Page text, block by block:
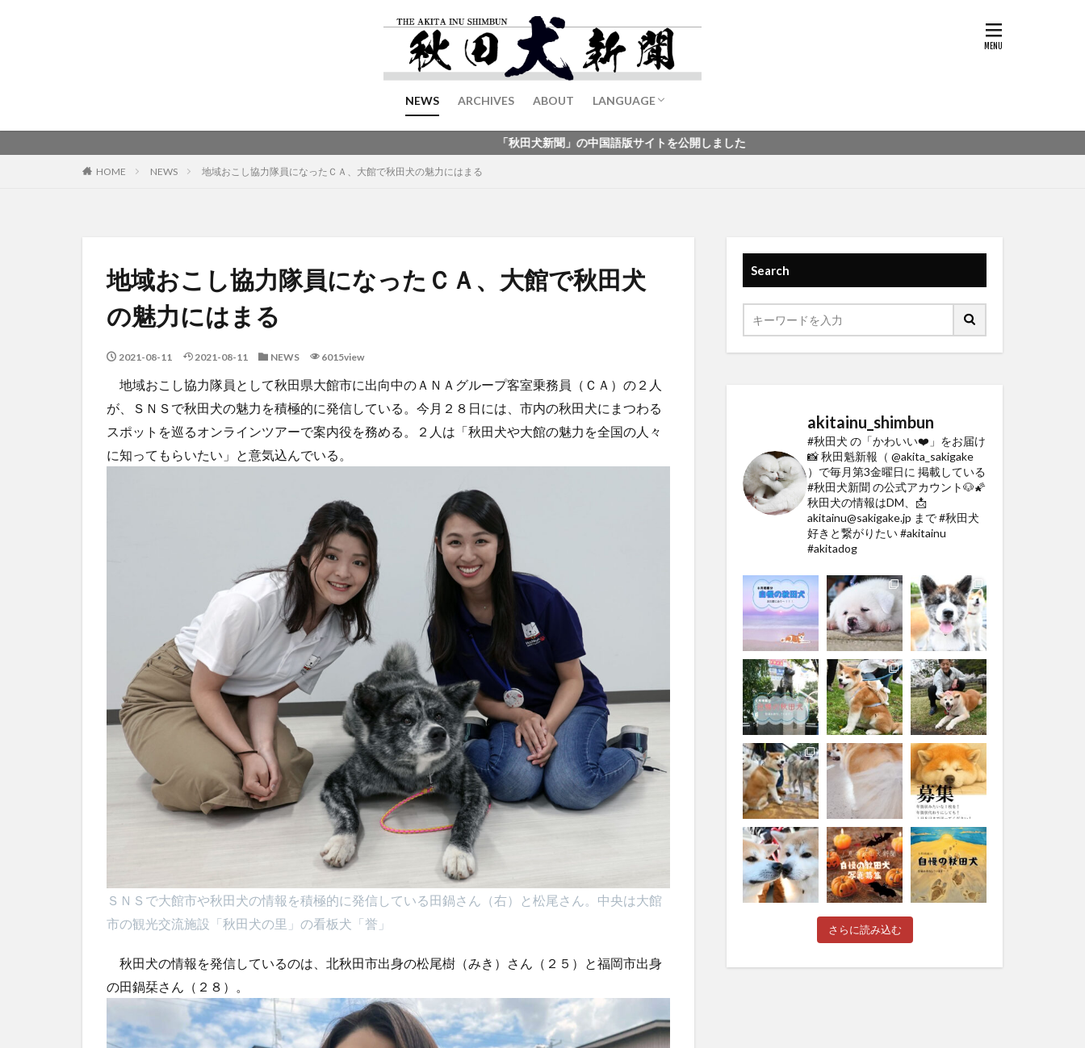
NEWS ARCHIVES ABOUT LANGUAGE
English
中文
「秋田犬新聞」の中国語版サイトを公開しました
HOME NEWS 地域おこし協力隊員になったＣＡ、大館で秋田犬の魅力にはまる
地域おこし協力隊員になったＣＡ、大館で秋田犬
の魅力にはまる
2021-08-11 2021-08-11 NEWS 6015view
地域おこし協力隊員として秋田県大館市に出向中のＡＮＡグループ客室乗務員（ＣＡ）の２人
が、ＳＮＳで秋田犬の魅力を積極的に発信している。今月２８日には、市内の秋田犬にまつわる
スポットを巡るオンラインツアーで案内役を務める。２人は「秋田犬や大館の魅力を全国の人々
に知ってもらいたい」と意気込んでいる。
ＳＮＳで大館市や秋田犬の情報を積極的に発信している田鍋さん（右）と松尾さん。中央は大館
市の観光交流施設「秋田犬の里」の看板犬「誉」
秋田犬の情報を発信しているのは、北秋田市出身の松尾樹（みき）さん（２５）と福岡市出身
の田鍋栞さん（２８）。
Search
akitainu_shimbun
#秋田犬 の「かわいい❤️」をお届け
📸秋田魁新報（ @akita_sakigake
）で毎月第3金曜日に 掲載している
#秋田犬新聞 の公式アカウント🐶🌠
秋田犬の情報はDM、📩
akitainu@sakigake.jp まで#秋田犬
好きと繋がりたい #akitainu
#akitadog
さらに読み込む